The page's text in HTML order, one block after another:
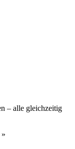
– alle gleichzeitig
»